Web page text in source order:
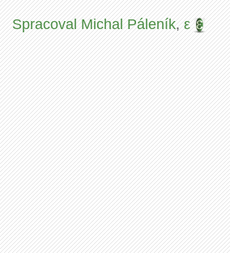
Spracoval Michal Páleník,ε